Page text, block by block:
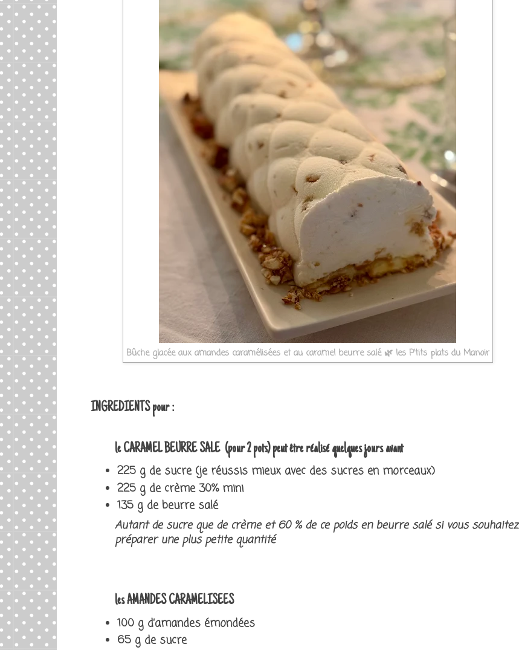
Bûche glacée aux amandes caramélisées et au caramel beurre salé 🌿 les P'tits plats du Manoir
INGREDIENTS pour :
le CARAMEL BEURRE SALE (pour 2 pots) peut être réalisé quelques jours avant
225 g de sucre (je réussis mieux avec des sucres en morceaux)
225 g de crème 30% mini
135 g de beurre salé
Autant de sucre que de crème et 60 % de ce poids en beurre salé si vous souhaitez
préparer une plus petite quantité
les AMANDES CARAMELISEES
100 g d’amandes émondées
65 g de sucre